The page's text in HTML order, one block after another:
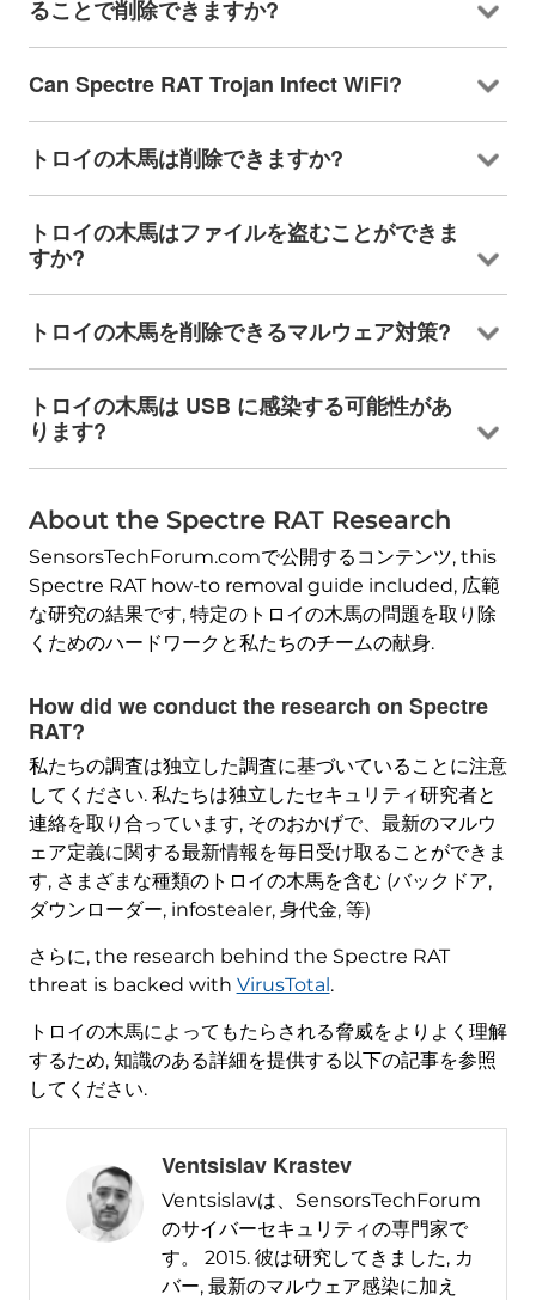
ることで削除できますか?
Can Spectre RAT Trojan Infect WiFi?
トロイの木馬は削除できますか?
トロイの木馬はファイルを盗むことができま
すか?
トロイの木馬を削除できるマルウェア対策?
トロイの木馬は USB に感染する可能性があ
ります?
About the Spectre RAT Research
SensorsTechForum.comで公開するコンテンツ, this
Spectre RAT how-to removal guide included, 広範
な研究の結果です, 特定のトロイの木馬の問題を取り除
くためのハードワークと私たちのチームの献身.
How did we conduct the research on Spectre
RAT?
私たちの調査は独立した調査に基づいていることに注意
してください. 私たちは独立したセキュリティ研究者と
連絡を取り合っています, そのおかげで、最新のマルウ
ェア定義に関する最新情報を毎日受け取ることができま
す, さまざまな種類のトロイの木馬を含む (バックドア,
ダウンローダー, infostealer, 身代金, 等)
さらに, the research behind the Spectre RAT
threat is backed with VirusTotal .
トロイの木馬によってもたらされる脅威をよりよく理解
するため, 知識のある詳細を提供する以下の記事を参照
してください.
Ventsislav Krastev
Ventsislavは、SensorsTechForum
のサイバーセキュリティの専門家で
す。 2015. 彼は研究してきました, カ
バー, 最新のマルウェア感染に加え